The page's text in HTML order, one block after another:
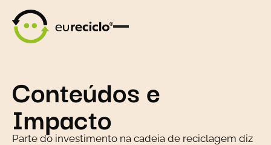
Conteúdos e
Impacto
Parte do investimento na cadeia de reciclagem diz